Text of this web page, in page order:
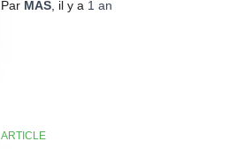
Par MAS, il y a 1 an
ARTICLE